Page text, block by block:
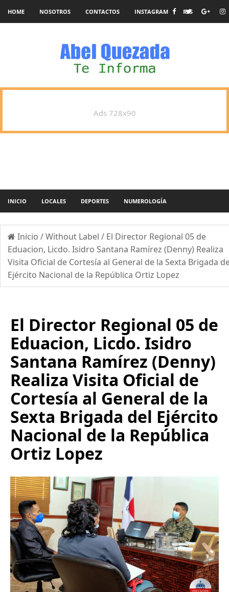
HOME NOSOTROS CONTACTOS INSTAGRAM RSS
Ads 728x90
INICIO LOCALES DEPORTES NUMEROLOGÍA
Inicio /Without Label / El Director Regional 05 de
Eduacion, Licdo. Isidro Santana Ramírez (Denny) Realiza
Visita Oficial de Cortesía al General de la Sexta Brigada
Ejército Nacional de la República Ortiz Lopez
El Director Regional 05 de
Eduacion, Licdo. Isidro
Santana Ramírez (Denny)
Realiza Visita Oficial de
Cortesía al General de la
Sexta Brigada del Ejército
Nacional de la República
Ortiz Lopez